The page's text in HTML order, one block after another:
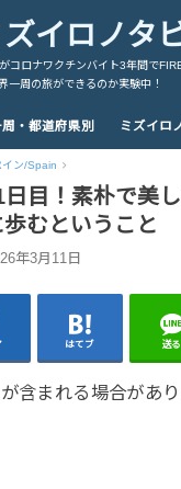
ズイロノタ
コロナワクチンバイト3年間で
一周の旅ができるのか実験中！
周・都道府県別 ミズイロ
イン/Spain
目！素朴で美
むということ
年3月11日
はてブ 送る
含まれる場合があ